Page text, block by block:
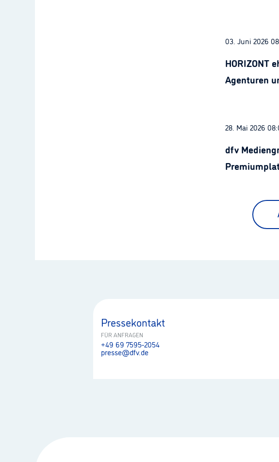
03. Juni 2026
HORIZONT
Agenturen
28. Mai 2026
dfv
Pressekontakt
FÜR ANFRAGEN
+49 69 7595-2054
presse@dfv.de